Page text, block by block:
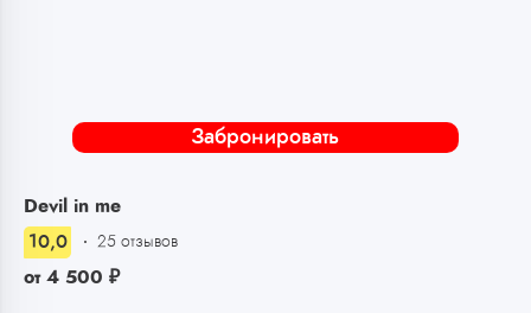
Забронировать
Devil in me
10,0
25 отзывов
от 4 500 ₽